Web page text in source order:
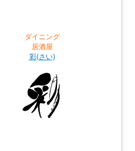
ダイニング
居酒屋
彩(さい)